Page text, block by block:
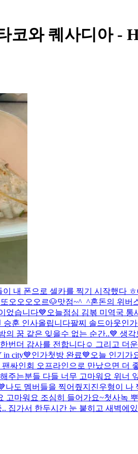
코와 퀘사디아 -
이 내 폰으로 셀카를 찍기 시작했다 ㅎ
오오오오르🐶맛점~^_^혼돈의 위버
었습니다💙 오늘점심 김볶 미역국 통
승훈 인사올립니다팔찌 솔드아웃인
의 꿈 같은 잊을수 없는 순간..💙 생
번더 감사를 전합니다☺️ 그리고 더
city💙인가첫방 완료💙 오늘 인기가
싸인회 오프라인으로 만났으면 더
는분들 다들 너무 고마워요 위너
나도 멤버들을 찍어줬지 진우형이 나
고마워요 조심히 들어가요~첫사녹
집가서 한두시간 눈 붙히고 새벽에